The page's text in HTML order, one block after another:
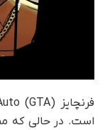
است. در حالی که